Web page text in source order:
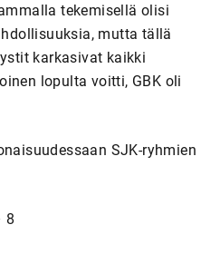
tekemisellä olisi
mutta tällä
karkasivat kaikki
lopulta voitti, GBK oli
SJK-ryhmien
8